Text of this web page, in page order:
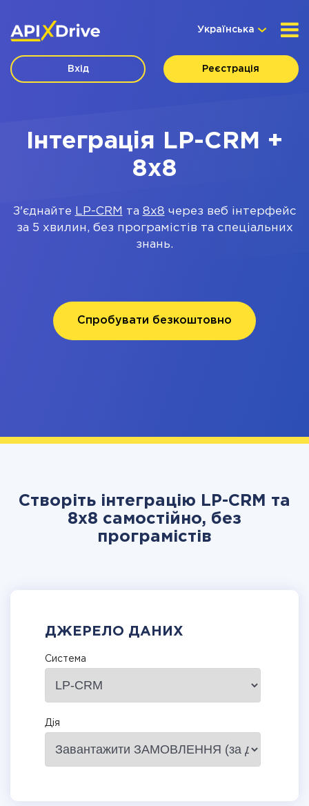
Українська
Вхід Реєстрація
Інтеграція LP-CRM +
8x8
З'єднайте LP-CRM та 8x8 через веб інтерфейс
за 5 хвилин, без програмістів та спеціальних
знань.
Спробувати безкоштовно
Створіть інтеграцію LP-CRM та
8x8 самостійно, без
програмістів
ДЖЕРЕЛО ДАНИХ
Система
Дія